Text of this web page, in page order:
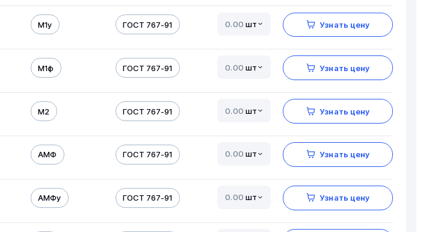
М1у ГОСТ 767-91 шт Узнать цену
М1ф ГОСТ 767-91 шт Узнать цену
М2 ГОСТ 767-91 шт Узнать цену
АМФ ГОСТ 767-91 шт Узнать цену
АМФу ГОСТ 767-91 шт Узнать цену